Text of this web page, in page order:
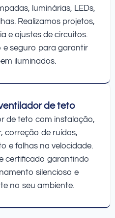
luminárias, LEDs,
Realizamos projetos,
e ajustes de circuitos.
seguro para garantir
iluminados.
de teto
de teto com instalação,
correção de ruídos,
e falhas na velocidade.
certificado garantindo
silencioso e
no seu ambiente.